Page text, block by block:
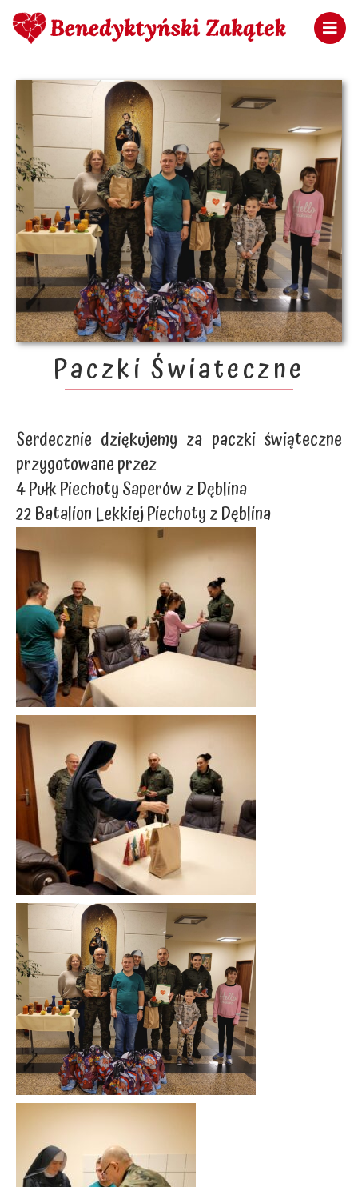
Paczki Świateczne
Serdecznie dziękujemy za paczki świąteczne
przygotowane przez
4 Pułk Piechoty Saperów z Dęblina
22 Batalion Lekkiej Piechoty z Dęblina